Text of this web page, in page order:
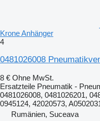
Krone Anhänger
4
0481026008
8 € Ohne MwSt.
Ersatzteile Pneumatik -
0481026008, 0481026201,
0945124, 42020573,
Rumänien, Suceava